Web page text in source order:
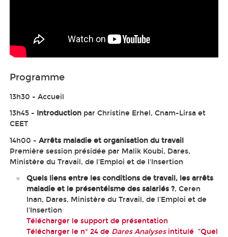
Programme
13h30 - Accueil
13h45 - Introduction par Christine Erhel, Cnam-Lirsa et
CEET
14h00 - Arrêts maladie et organisation du travail
Première session présidée par Malik Koubi, Dares,
Ministère du Travail, de l'Emploi et de l'Insertion
Quels liens entre les conditions de travail, les arrêts
maladie et le présentéisme des salariés ?, Ceren
Inan, Dares, Ministère du Travail, de l'Emploi et de
l'Insertion
Télécharger le support de présentation
Télécharger le n° 24 de Dares Analyses intitulé "Quel